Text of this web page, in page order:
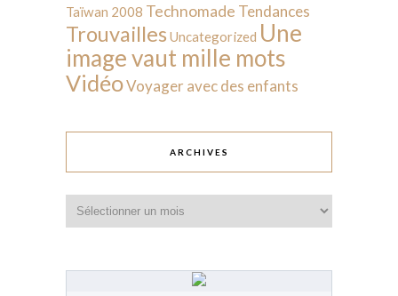
Taïwan 2008 Technomade Tendances
Trouvailles Uncategorized Une
image vaut mille mots
VidéoVoyager avec des enfants
ARCHIVES